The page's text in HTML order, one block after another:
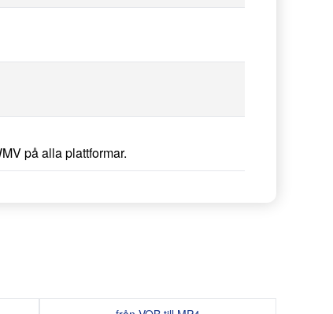
på alla plattformar.